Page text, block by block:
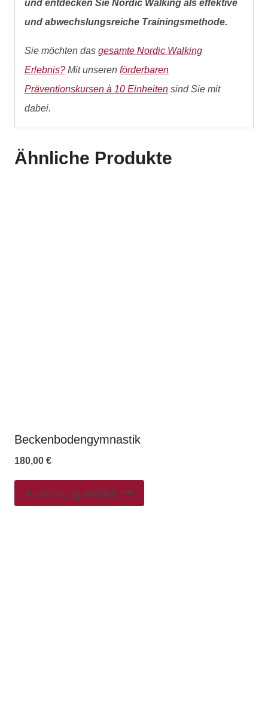
und entdecken Sie Nordic Walking als effektive
und abwechslungsreiche Trainingsmethode.
Sie möchten das gesamte Nordic Walking
Erlebnis? Mit unseren förderbaren
Präventionskursen à 10 Einheiten sind Sie mit
dabei.
Ähnliche Produkte
Beckenbodengymnastik
180,00 €
Ausführung wählen